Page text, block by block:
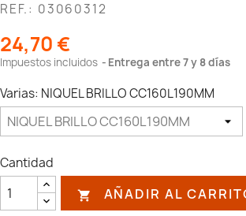
REF.: 03060312
24,70 €
Impuestos incluidos Entrega entre 7 y 8 días
Varias: NIQUEL BRILLO CC160L190MM
Cantidad
 AÑADIR AL